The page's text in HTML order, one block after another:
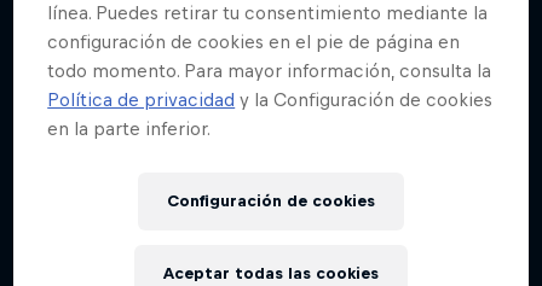
línea. Puedes retirar tu consentimiento mediante la
configuración de cookies en el pie de página en
todo momento. Para mayor información, consulta la
Política de privacidad y la Configuración de cookies
en la parte inferior.
Configuración de cookies
Aceptar todas las cookies